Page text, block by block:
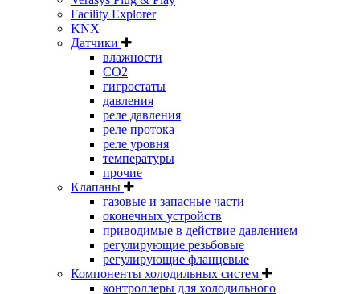
Facility Explorer
KNX
Датчики
влажности
CO2
гигростаты
давления
реле давления
реле протока
реле уровня
температуры
прочие
Клапаны
газовые и запасные части
оконечных устройств
приводимые в действие давлением
регулирующие резьбовые
регулирующие фланцевые
Компоненты холодильных систем
контроллеры для холодильного